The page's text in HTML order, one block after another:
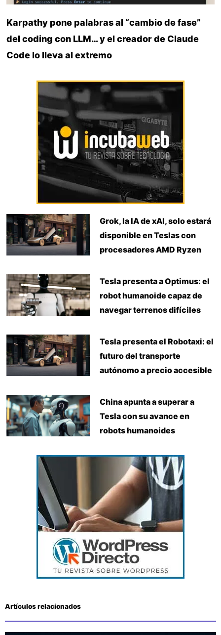
Karpathy pone palabras al “cambio de fase”
del coding con LLM… y el creador de Claude
Code lo lleva al extremo
Grok, la IA de xAI, solo estará
disponible en Teslas con
procesadores AMD Ryzen
Tesla presenta a Optimus: el
robot humanoide capaz de
navegar terrenos difíciles
Tesla presenta el Robotaxi: el
futuro del transporte
autónomo a precio accesible
China apunta a superar a
Tesla con su avance en
robots humanoides
Artículos relacionados